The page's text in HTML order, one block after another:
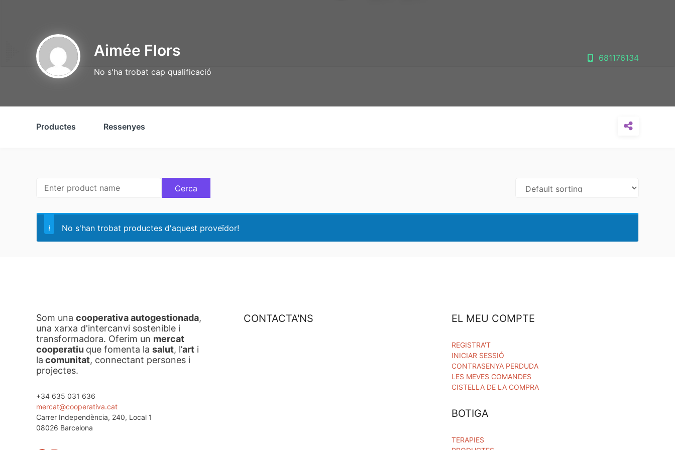
Aimée Flors
No s'ha trobat cap qualificació
681176134
Productes Ressenyes
No s'han trobat productes d'aquest proveïdor!
Som una cooperativa autogestionada,
una xarxa d'intercanvi sostenible i
transformadora. Oferim un mercat
cooperatiu que fomenta la salut, l’art i
la comunitat, connectant persones i
projectes.
+34 635 031 636
mercat@cooperativa.cat
Carrer Independència, 240, Local 1
08026 Barcelona
CONTACTA'NS EL MEU COMPTE
REGISTRA'T
INICIAR SESSIÓ
CONTRASENYA PERDUDA
LES MEVES COMANDES
CISTELLA DE LA COMPRA
BOTIGA
TERAPIES